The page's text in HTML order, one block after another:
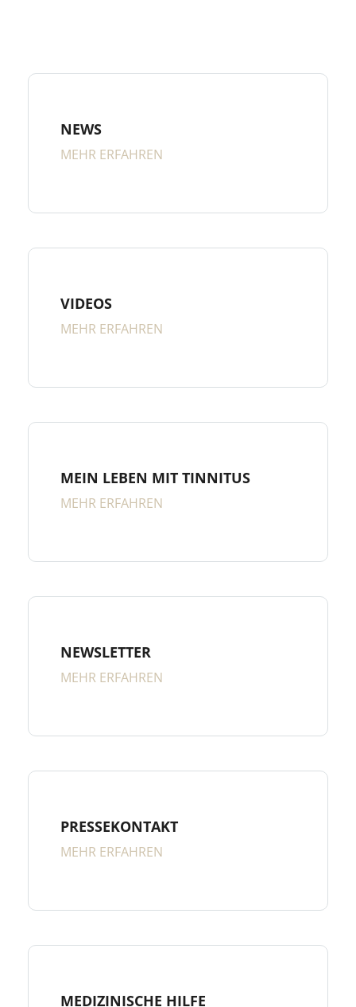
NEWS
MEHR ERFAHREN
VIDEOS
MEHR ERFAHREN
MEIN LEBEN MIT TINNITUS
MEHR ERFAHREN
NEWSLETTER
MEHR ERFAHREN
PRESSEKONTAKT
MEHR ERFAHREN
MEDIZINISCHE HILFE